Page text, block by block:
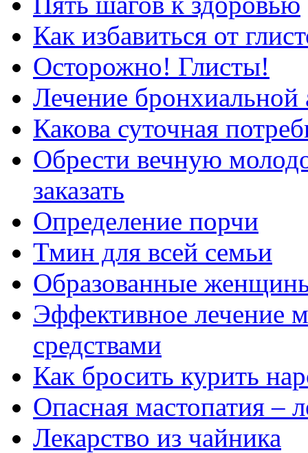
Как избавиться от
Осторожно! Глисты!
Лечение
Какова суточная
Обрести вечную
заказать
Определение порчи
Тмин для всей семьи
Образованные
Эффективное лечение
средствами
Как бросить курить
Опасная мастопатия –
Лекарство из чайника